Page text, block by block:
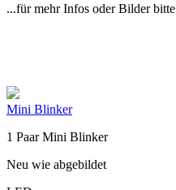
...für mehr Infos oder Bilder bitte
Mini Blinker
1 Paar Mini Blinker
Neu wie abgebildet